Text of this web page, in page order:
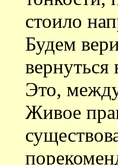
стоило
Будем
вернуться
Это,
Живое